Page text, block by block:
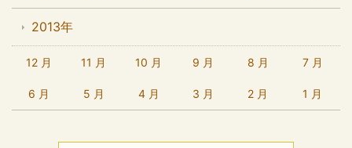
2013年
12 月 11 月 10 月 9 月 8 月 7 月
6 月 5 月 4 月 3 月 2 月 1 月